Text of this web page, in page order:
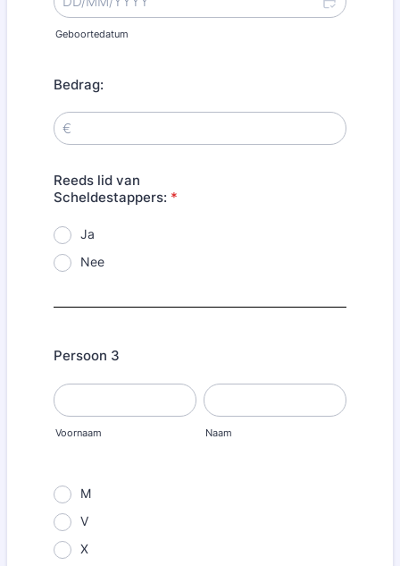
Geboortedatum
Bedrag:
Reeds lid van
Scheldestappers: *
Ja
Nee
Persoon 3
Voornaam Naam
M
V
X